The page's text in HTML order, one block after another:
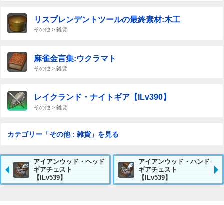
リスプレンデントツールの最終素材:木工
その他 > 雑貨
麻雀金言集:ウクラマト
その他 > 雑貨
レイクランド・ナイトギア【ILv390】
その他 > 雑貨
カテゴリー「その他 : 雑貨」を見る
アイアンウッド・ヘッド
ギアチェスト
【ILv539】
アイアンウッド・ハンド
ギアチェスト
【ILv539】